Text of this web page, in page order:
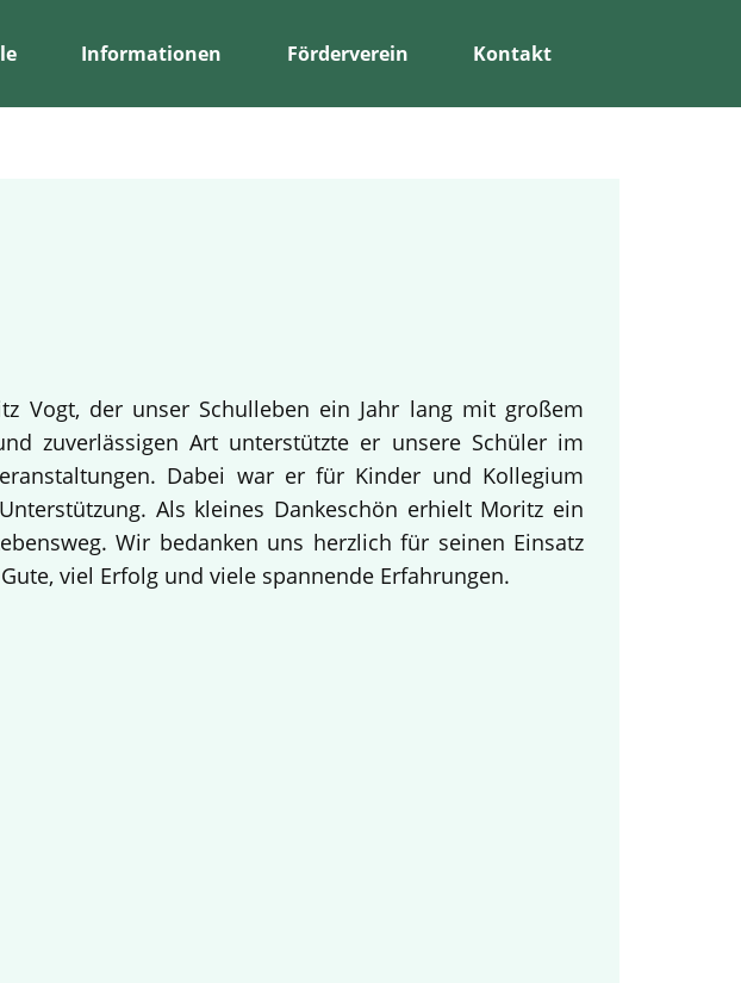
Informationen Förderverein Kontakt
Vogt, der unser Schulleben ein Jahr lang mit großem
zuverlässigen Art unterstützte er unsere Schüler im
Dabei war er für Kinder und Kollegium
Als kleines Dankeschön erhielt Moritz ein
Wir bedanken uns herzlich für seinen Einsatz
viel Erfolg und viele spannende Erfahrungen.